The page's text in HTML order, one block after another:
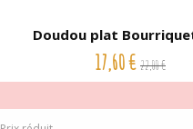
Doudou plat
17,60 € 22,00 €